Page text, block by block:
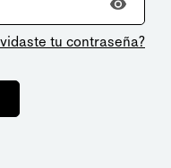
tu contraseña?